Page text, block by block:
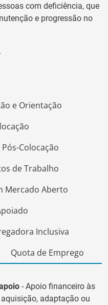
com deficiência, que
e progressão no
e Orientação
Colocação
de Trabalho
Mercado Aberto
Inclusiva
Quota de Emprego
- Apoio financeiro às
adaptação ou